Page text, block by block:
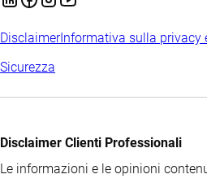
DisclaimerInformativa sulla privacy
Sicurezza
Disclaimer Clienti Professionali
Le informazioni e le opinioni